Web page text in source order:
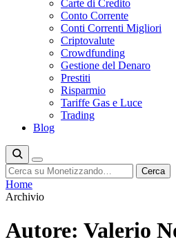
Carte di Credito
Conto Corrente
Conti Correnti Migliori
Criptovalute
Crowdfunding
Gestione del Denaro
Prestiti
Risparmio
Tariffe Gas e Luce
Trading
Blog
Cerca Cerca
Home
Archivio
Autore: Valerio